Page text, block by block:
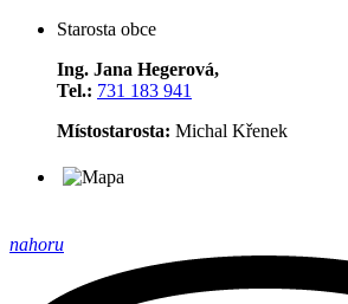
Starosta obce
Ing. Jana Hegerová,
Tel.: 731 183 941
Místostarosta: Michal Křenek
nahoru